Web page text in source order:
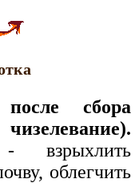
сбора
взрыхлить
облегчить